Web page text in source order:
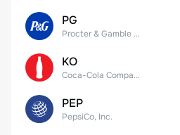
PG
Procter & Gamble Company
KO
Coca-Cola Company
PEP
PepsiCo, Inc.